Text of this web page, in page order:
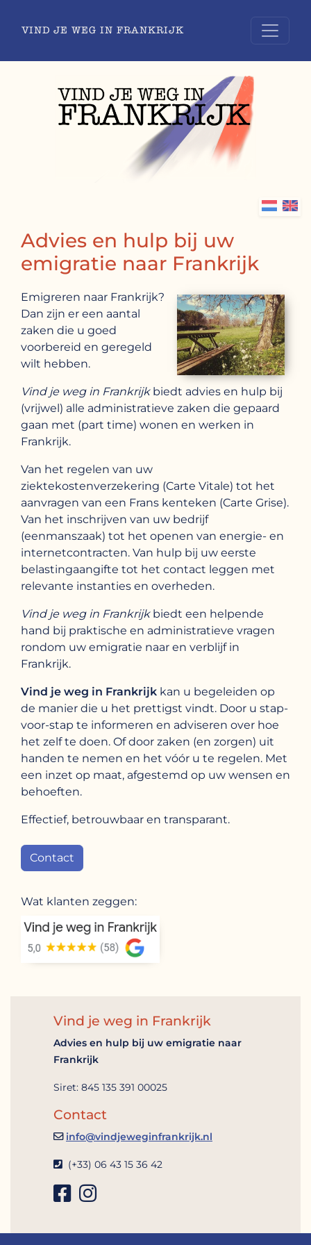
VIND JE WEG IN FRANKRIJK
Advies en hulp bij uw
emigratie naar Frankrijk
Emigreren naar Frankrijk?
Dan zijn er een aantal
zaken die u goed
voorbereid en geregeld
wilt hebben.
Vind je weg in Frankrijkbiedt advies en hulp bij
(vrijwel) alle administratieve zaken die gepaard
gaan met (part time) wonen en werken in
Frankrijk.
Van het regelen van uw
ziektekostenverzekering (Carte Vitale) tot het
aanvragen van een Frans kenteken (Carte Grise).
Van het inschrijven van uw bedrijf
(eenmanszaak) tot het openen van energie- en
internetcontracten. Van hulp bij uw eerste
belastingaangifte tot het contact leggen met
relevante instanties en overheden.
Vind je weg in Frankrijkbiedt een helpende
hand bij praktische en administratieve vragen
rondom uw emigratie naar en verblijf in
Frankrijk.
Vind je weg in Frankrijk kan u begeleiden op
de manier die u het prettigst vindt. Door u stap-
voor-stap te informeren en adviseren over hoe
het zelf te doen. Of door zaken (en zorgen) uit
handen te nemen en het vóór u te regelen. Met
een inzet op maat, afgestemd op uw wensen en
behoeften.
Effectief, betrouwbaar en transparant.
Contact
Wat klanten zeggen:
Vind je weg in Frankrijk
Advies en hulp bij uw emigratie naar
Frankrijk
Siret: 845 135 391 00025
Contact
info@vindjeweginfrankrijk.nl
(+33) 06 43 15 36 42